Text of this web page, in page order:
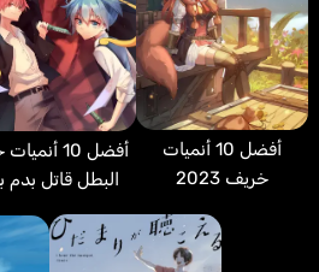
أفضل 10 أنميات
خريف 2023
أفضل 10
البطل قاتل بدم